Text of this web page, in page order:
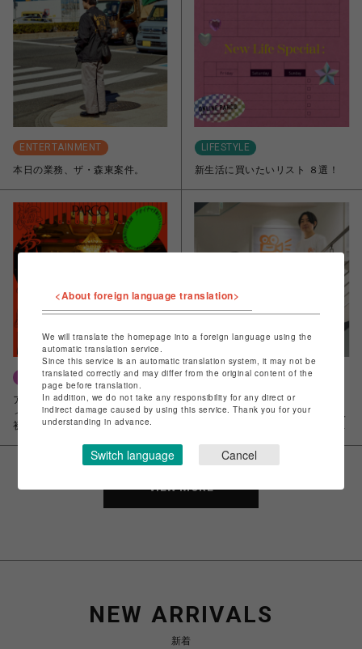
ENTERTAINMENT
本日の業務、ザ・森東案件。
LIFESTYLE
新生活に買いたいリスト ８選！
アオイヤマダが属するクリエイテ
ィブ・コレクティブ「海老坐禅」
初の作品集『EBIZAZEN』発売！
ENTERTAINMENT
渋谷に集結した才能：渋谷パイロ
ットフィルムフェスティバル潜入
VIEW MORE
NEW ARRIVALS
新着
<About foreign language translation>
We will translate the homepage into a foreign language using the
automatic translation service.
Since this service is an automatic translation system, it may not be
translated correctly and may differ from the original content of the
page before translation.
In addition, we do not take any responsibility for any direct or
indirect damage caused by using this service. Thank you for your
understanding in advance.
Switch language Cancel